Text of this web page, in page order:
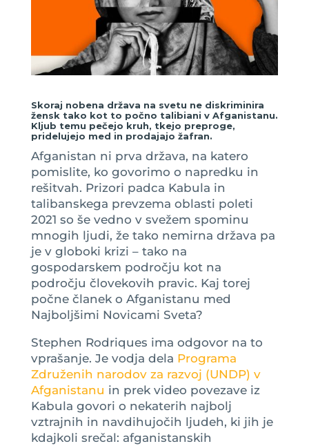
Skoraj nobena država na svetu ne diskriminira
žensk tako kot to počno talibiani v Afganistanu.
Kljub temu pečejo kruh, tkejo preproge,
pridelujejo med in prodajajo žafran.
Afganistan ni prva država, na katero
pomislite, ko govorimo o napredku in
rešitvah. Prizori padca Kabula in
talibanskega prevzema oblasti poleti
2021 so še vedno v svežem spominu
mnogih ljudi, že tako nemirna država pa
je v globoki krizi – tako na
gospodarskem področju kot na
področju človekovih pravic. Kaj torej
počne članek o Afganistanu med
Najboljšimi Novicami Sveta?
Stephen Rodriques ima odgovor na to
vprašanje. Je vodja dela Programa
Združenih narodov za razvoj (UNDP) v
Afganistanu in prek video povezave iz
Kabula govori o nekaterih najbolj
vztrajnih in navdihujočih ljudeh, ki jih je
kdajkoli srečal: afganistanskih